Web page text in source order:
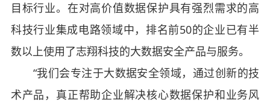
目标行业。在对高价值数据保护具有强烈需求的高
科技行业集成电路领域中，排名前50的企业已有半
数以上使用了志翔科技的大数据安全产品与服务。
“我们会专注于大数据安全领域，通过创新的技
术产品，真正帮助企业解决核心数据保护和业务风